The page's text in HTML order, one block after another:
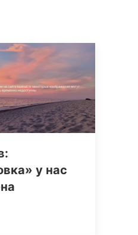
у нас